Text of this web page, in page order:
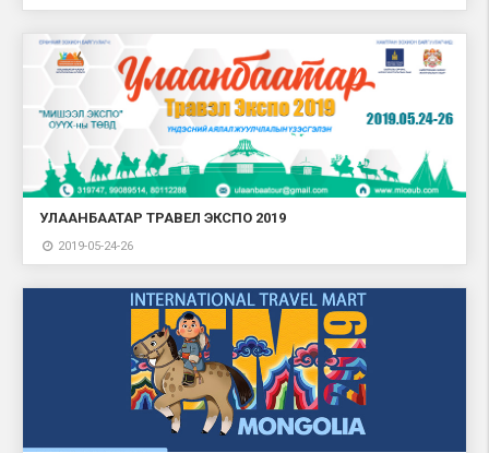
УЛААНБААТАР ТРАВЕЛ ЭКСПО 2019
2019-05-24-26